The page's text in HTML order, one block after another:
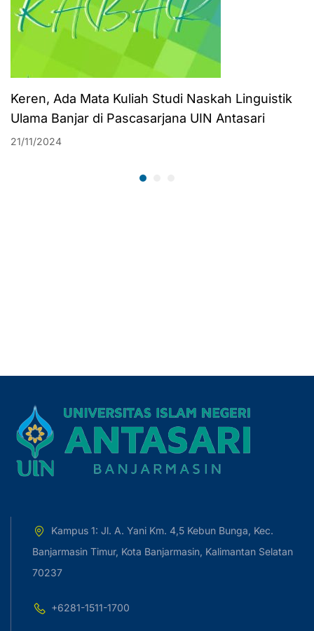
Keren, Ada Mata Kuliah Studi Naskah Linguistik
Ulama Banjar di Pascasarjana UIN Antasari
21/11/2024
Kampus 1: Jl. A. Yani Km. 4,5 Kebun Bunga, Kec.
Banjarmasin Timur, Kota Banjarmasin, Kalimantan Selatan
70237
+6281-1511-1700